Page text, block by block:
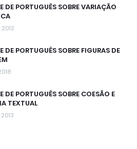
DE PORTUGUÊS SOBRE VARIAÇÃO
DE PORTUGUÊS SOBRE FIGURAS DE
DE PORTUGUÊS SOBRE COESÃO E
TEXTUAL